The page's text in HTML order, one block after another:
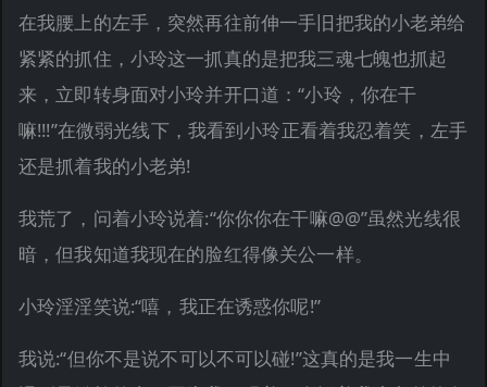
在我腰上的左手，突然再往前伸一手旧把我的小老弟给
紧紧的抓住，小玲这一抓真的是把我三魂七魄也抓起
来，立即转身面对小玲并开口道：“小玲，你在干
嘛!!!”在微弱光线下，我看到小玲正看着我忍着笑，左手
还是抓着我的小老弟!
我荒了，问着小玲说着:“你你你在干嘛@@”虽然光线很
暗，但我知道我现在的脸红得像关公一样。
小玲淫淫笑说:“嘻，我正在诱惑你呢!”
我说:“但你不是说不可以不可以碰!”这真的是我一生中